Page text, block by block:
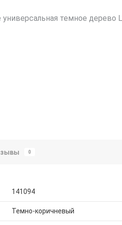
0
141094
Темно-коричневый